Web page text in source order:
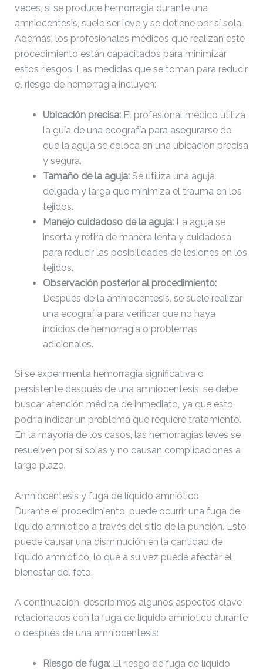
Terminal:
veces, si se produce hemorragia durante una
amniocentesis, suele ser leve y se detiene por sí sola.
Además, los profesionales médicos que realizan este
procedimiento están capacitados para minimizar
estos riesgos. Las medidas que se toman para reducir
el riesgo de hemorragia incluyen:
Ubicación precisa:El profesional médico utiliza
la guía de una ecografía para asegurarse de
que la aguja se coloca en una ubicación precisa
y segura.
Tamaño de la aguja:Se utiliza una aguja
delgada y larga que minimiza el trauma en los
tejidos.
Manejo cuidadoso de la aguja:La aguja se
inserta y retira de manera lenta y cuidadosa
para reducir las posibilidades de lesiones en los
tejidos.
Observación posterior al procedimiento:
Después de la amniocentesis, se suele realizar
una ecografía para verificar que no haya
indicios de hemorragia o problemas
adicionales.
Si se experimenta hemorragia significativa o
persistente después de una amniocentesis, se debe
buscar atención médica de inmediato, ya que esto
podría indicar un problema que requiere tratamiento.
En la mayoría de los casos, las hemorragias leves se
resuelven por sí solas y no causan complicaciones a
largo plazo.
Amniocentesis y fuga de líquido amniótico
Durante el procedimiento, puede ocurrir una fuga de
líquido amniótico a través del sitio de la punción. Esto
puede causar una disminución en la cantidad de
líquido amniótico, lo que a su vez puede afectar el
bienestar del feto.
A continuación, describimos algunos aspectos clave
relacionados con la fuga de líquido amniótico durante
o después de una amniocentesis:
Riesgo de fuga:El riesgo de fuga de líquido